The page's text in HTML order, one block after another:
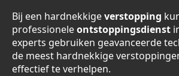
Bij een hardnekkigeverstopping
professioneleontstoppingsdienst
experts gebruiken geavanceerde
de meest hardnekkige
effectief te verhelpen.